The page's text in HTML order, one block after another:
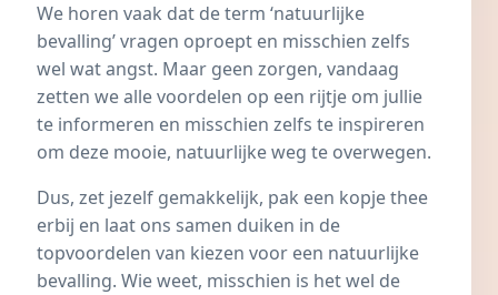
We horen vaak dat de term ‘natuurlijke
bevalling’ vragen oproept en misschien zelfs
wel wat angst. Maar geen zorgen, vandaag
zetten we alle voordelen op een rijtje om jullie
te informeren en misschien zelfs te inspireren
om deze mooie, natuurlijke weg te overwegen.
Dus, zet jezelf gemakkelijk, pak een kopje thee
erbij en laat ons samen duiken in de
topvoordelen van kiezen voor een natuurlijke
bevalling. Wie weet, misschien is het wel de